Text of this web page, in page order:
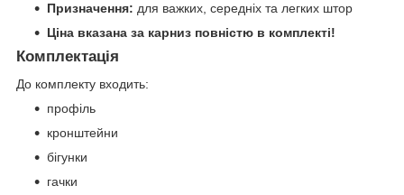
Призначення: для важких, середніх та легких штор
Ціна вказана за карниз повністю в комплекті!
Комплектація
До комплекту входить:
профіль
кронштейни
бігунки
гачки